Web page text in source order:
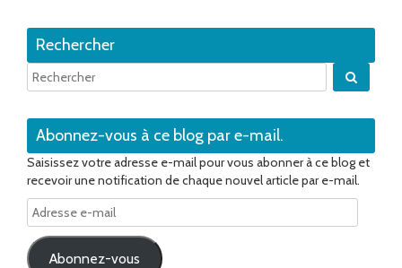
Rechercher
Abonnez-vous à ce blog par e-mail.
Saisissez votre adresse e-mail pour vous abonner à ce blog et
recevoir une notification de chaque nouvel article par e-mail.
Adresse
e-
mail
Abonnez-vous